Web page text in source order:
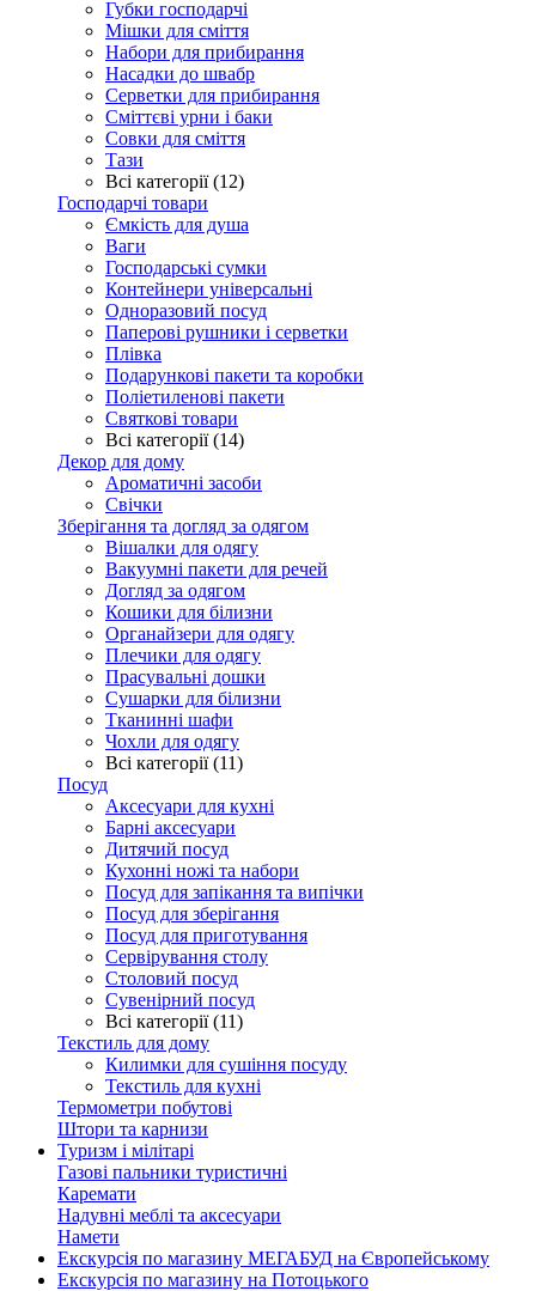
Губки господарчі
Мішки для сміття
Набори для прибирання
Насадки до швабр
Серветки для прибирання
Сміттєві урни і баки
Совки для сміття
Тази
Всі категорії (12)
Господарчі товари
Ємкість для душа
Ваги
Господарські сумки
Контейнери універсальні
Одноразовий посуд
Паперові рушники і серветки
Плівка
Подарункові пакети та коробки
Поліетиленові пакети
Святкові товари
Всі категорії (14)
Декор для дому
Ароматичні засоби
Свічки
Зберігання та догляд за одягом
Вішалки для одягу
Вакуумні пакети для речей
Догляд за одягом
Кошики для білизни
Органайзери для одягу
Плечики для одягу
Прасувальні дошки
Сушарки для білизни
Тканинні шафи
Чохли для одягу
Всі категорії (11)
Посуд
Аксесуари для кухні
Барні аксесуари
Дитячий посуд
Кухонні ножі та набори
Посуд для запікання та випічки
Посуд для зберігання
Посуд для приготування
Сервірування столу
Столовий посуд
Сувенірний посуд
Всі категорії (11)
Текстиль для дому
Килимки для сушіння посуду
Текстиль для кухні
Термометри побутові
Штори та карнизи
Туризм і мілітарі
Газові пальники туристичні
Каремати
Надувні меблі та аксесуари
Намети
Екскурсія по магазину МЕГАБУД на Європейському
Екскурсія по магазину на Потоцького